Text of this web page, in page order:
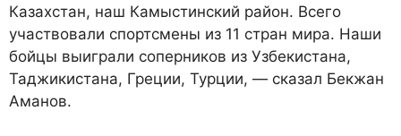
Казахстан, наш Камыстинский район. Всего
участвовали спортсмены из 11 стран мира. Наши
бойцы выиграли соперников из Узбекистана,
Таджикистана, Греции, Турции, — сказал Бекжан
Аманов.